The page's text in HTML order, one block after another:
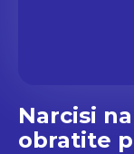
Narcisi
obratite